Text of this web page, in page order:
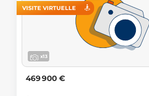
VISITE VIRTUELLE
x13
469 900 €